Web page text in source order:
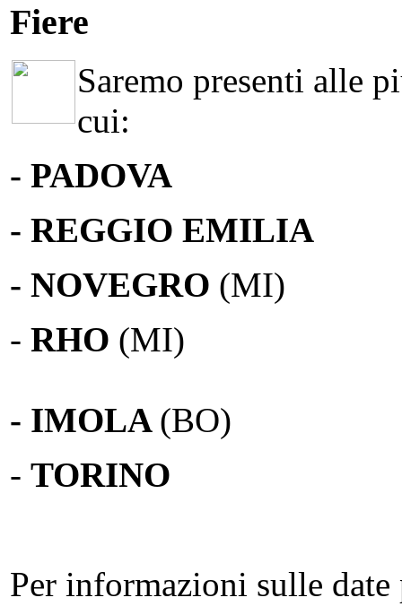
Fiere
Saremo presenti alle
cui:
- PADOVA
- REGGIO EMILIA
- NOVEGRO (MI)
- RHO (MI)
- IMOLA (BO)
- TORINO
Per informazioni sulle